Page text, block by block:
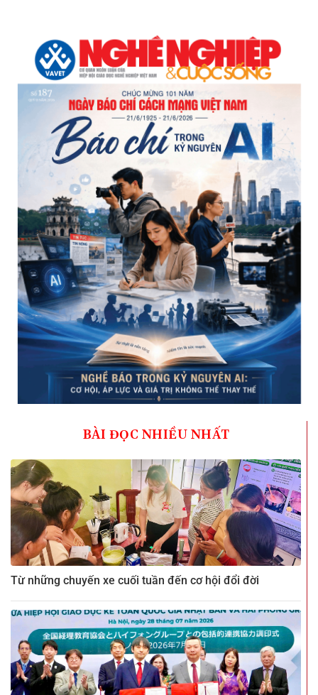
BÀI ĐỌC NHIỀU NHẤT
Từ những chuyến xe cuối tuần đến cơ hội đổi đời